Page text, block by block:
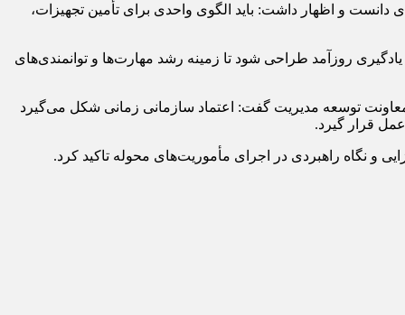
و اظهار داشت: باید الگوی واحدی برای تأمین تجهیزات،
روزآمد طراحی شود تا زمینه رشد مهارت‌ها و توانمندی‌های
معاونت توسعه مدیریت گفت: اعتماد سازمانی زمانی شکل می‌گیرد
قرار گیرد.
و نگاه راهبردی در اجرای مأموریت‌های محوله تاکید کرد.